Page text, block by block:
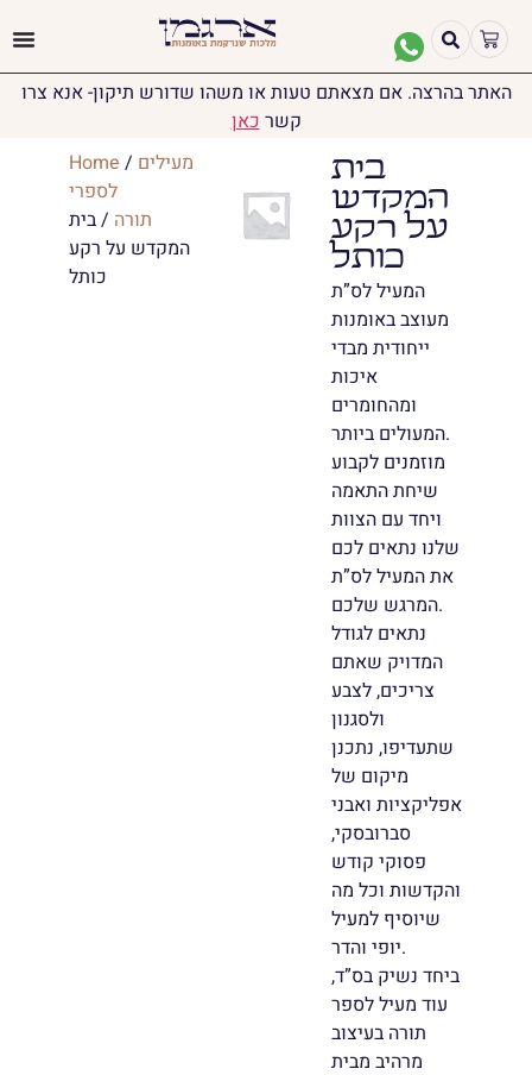
האתר בהרצה. אם מצאתם טעות או משהו שדורש תיקון- אנא צרו
קשרכאן
Home / מעילים
לספרי
תורה / בית
המקדש על רקע
כותל
בית
המקדש
על רקע
כותל
המעיל לס”ת
מעוצב באומנות
ייחודית מבדי
איכות
ומהחומרים
המעולים ביותר.
מוזמנים לקבוע
שיחת התאמה
ויחד עם הצוות
שלנו נתאים לכם
את המעיל לס”ת
המרגש שלכם.
נתאים לגודל
המדויק שאתם
צריכים, לצבע
ולסגנון
שתעדיפו, נתכנן
מיקום של
אפליקציות ואבני
סברובסקי,
פסוקי קודש
והקדשות וכל מה
שיוסיף למעיל
יופי והדר.
ביחד נשיק בס”ד,
עוד מעיל לספר
תורה בעיצוב
מרהיב מבית